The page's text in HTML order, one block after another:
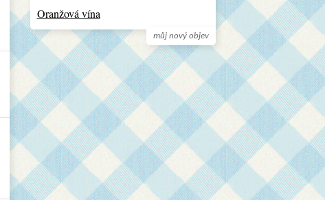
můj nový objev
Oranžová vína